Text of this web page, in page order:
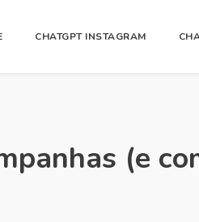
CHATGPT INSTAGRAM
(e